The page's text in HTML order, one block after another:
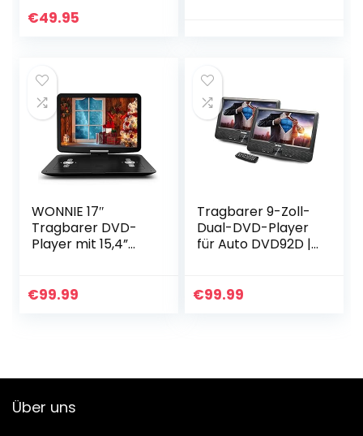
Bildschirm, 23 cm
€49.95
WONNIE 17″
Tragbarer DVD-
Player mit 15,4”
Wiederaufladbar
USB/SD/AV-
Eingang (Schwarz)
€99.99
Tragbarer 9-Zoll-
Dual-DVD-Player
für Auto DVD92D |
CD, DVD, USB, SD |
€99.99
Über uns